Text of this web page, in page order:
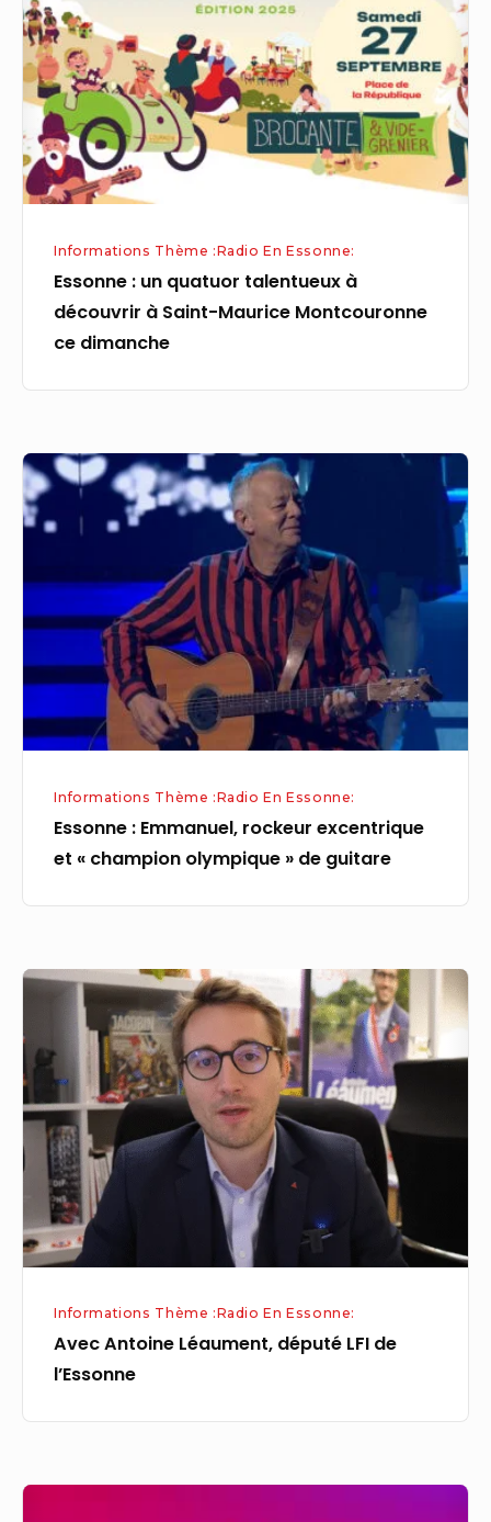
quatuor
talentueux
à
découvrir
à
Saint-
Maurice
dimanche
Informations Thème :Radio En Essonne:
Essonne : un quatuor talentueux à
découvrir à Saint-Maurice Montcouronne
ce dimanche
Essonne
:
Emmanuel,
excentrique
et
champion
olympique
»
guitare
Informations Thème :Radio En Essonne:
Essonne : Emmanuel, rockeur excentrique
et « champion olympique » de guitare
Avec
Antoine
Léaument,
député
LFI
l’Essonne
Informations Thème :Radio En Essonne:
Avec Antoine Léaument, député LFI de
l’Essonne
Quelle